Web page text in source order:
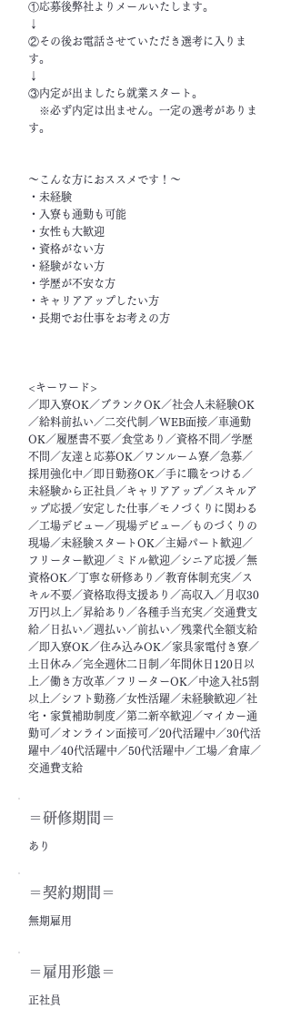
①応募後弊社よりメールいたします。
↓
②その後お電話させていただき選考に入りま
す。
↓
③内定が出ましたら就業スタート。
※必ず内定は出ません。一定の選考がありま
す。
～こんな方におススメです！～
・未経験
・入寮も通勤も可能
・女性も大歓迎
・資格がない方
・経験がない方
・学歴が不安な方
・キャリアアップしたい方
・長期でお仕事をお考えの方
<キーワード>
／即入寮OK／ブランクOK／社会人未経験OK
／給料前払い／二交代制／WEB面接／車通勤
OK／履歴書不要／食堂あり／資格不問／学歴
不問／友達と応募OK／ワンルーム寮／急募／
採用強化中／即日勤務OK／手に職をつける／
未経験から正社員／キャリアアップ／スキルア
ップ応援／安定した仕事／モノづくりに関わる
／工場デビュー／現場デビュー／ものづくりの
現場／未経験スタートOK／主婦パート歓迎／
フリーター歓迎／ミドル歓迎／シニア応援／無
資格OK／丁寧な研修あり／教育体制充実／ス
キル不要／資格取得支援あり／高収入／月収30
万円以上／昇給あり／各種手当充実／交通費支
給／日払い／週払い／前払い／残業代全額支給
／即入寮OK／住み込みOK／家具家電付き寮／
土日休み／完全週休二日制／年間休日120日以
上／働き方改革／フリーターOK／中途入社5割
以上／シフト勤務／女性活躍／未経験歓迎／社
宅・家賃補助制度／第二新卒歓迎／マイカー通
勤可／オンライン面接可／20代活躍中／30代活
躍中／40代活躍中／50代活躍中／工場／倉庫／
交通費支給
＝​研修期間＝
あり
＝契約期間＝
無期雇用
＝雇用形態＝
正社員